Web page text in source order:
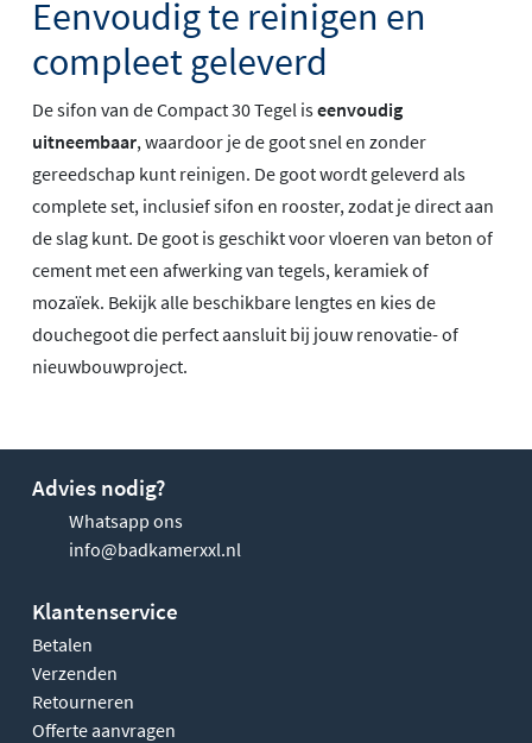
Eenvoudig te reinigen en
compleet geleverd
De sifon van de Compact 30 Tegel iseenvoudig
uitneembaar, waardoor je de goot snel en zonder
gereedschap kunt reinigen. De goot wordt geleverd als
complete set, inclusief sifon en rooster, zodat je direct aan
de slag kunt. De goot is geschikt voor vloeren van beton of
cement met een afwerking van tegels, keramiek of
mozaïek. Bekijk alle beschikbare lengtes en kies de
douchegoot die perfect aansluit bij jouw renovatie- of
nieuwbouwproject.
Advies nodig?
Whatsapp ons
info@badkamerxxl.nl
Klantenservice
Betalen
Verzenden
Retourneren
Offerte aanvragen